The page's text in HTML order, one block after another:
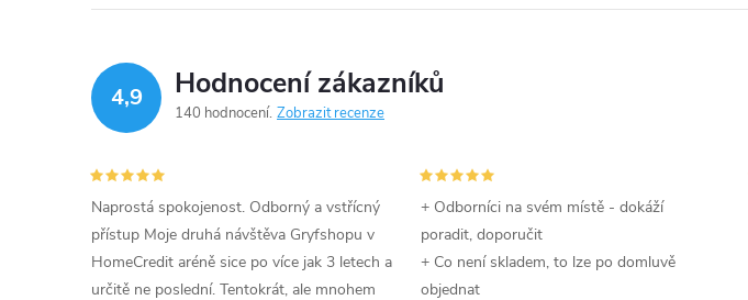
4,9 Hodnocení zákazníků
140 hodnocení Zobrazit recenze
Naprostá spokojenost. Odborný a vstřícný
přístup Moje druhá návštěva Gryfshopu v
HomeCredit aréně sice po více jak 3 letech a
určitě ne poslední. Tentokrát, ale mnohem
+ Odborníci na svém místě - dokáží
poradit, doporučit
+ Co není skladem, to lze po domluvě
objednat